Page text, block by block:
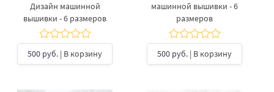
Дизайн машинной
вышивки - 6 размеров
500 руб. | В корзину
машинной вышивки - 6
размеров
500 руб. | В корзину